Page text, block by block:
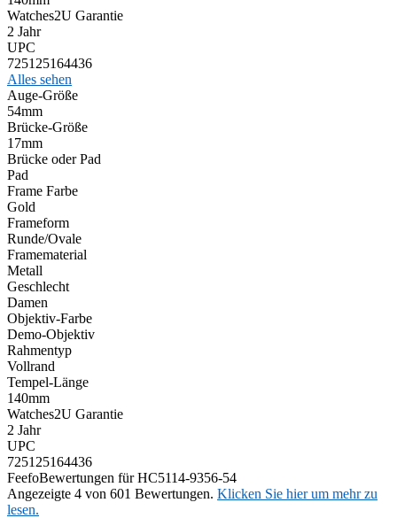
Watches2U Garantie
2 Jahr
UPC
725125164436
Alles sehen
Auge-Größe
54mm
Brücke-Größe
17mm
Brücke oder Pad
Pad
Frame Farbe
Gold
Frameform
Runde/Ovale
Framematerial
Metall
Geschlecht
Damen
Objektiv-Farbe
Demo-Objektiv
Rahmentyp
Vollrand
Tempel-Länge
140mm
Watches2U Garantie
2 Jahr
UPC
725125164436
FeefoBewertungen für HC5114-9356-54
Angezeigte 4 von 601 Bewertungen. Klicken Sie hier um mehr zu
lesen.